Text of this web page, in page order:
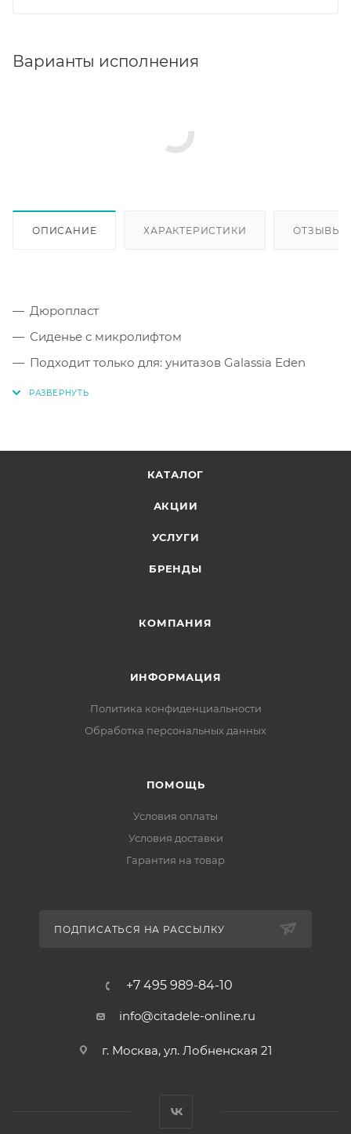
Варианты исполнения
ОПИСАНИЕ ХАРАКТЕРИСТИКИ ОТЗЫВЫ
Дюропласт
Сиденье с микролифтом
Подходит только для: унитазов Galassia Eden
Крепления
КАТАЛОГ
АКЦИИ
УСЛУГИ
БРЕНДЫ
КОМПАНИЯ
ИНФОРМАЦИЯ
Политика конфиденциальности
Обработка персональных данных
ПОМОЩЬ
Условия оплаты
Условия доставки
Гарантия на товар
ПОДПИСАТЬСЯ НА РАССЫЛКУ
+7 495 989-84-10
info@citadele-online.ru
г. Москва, ул. Лобненская 21